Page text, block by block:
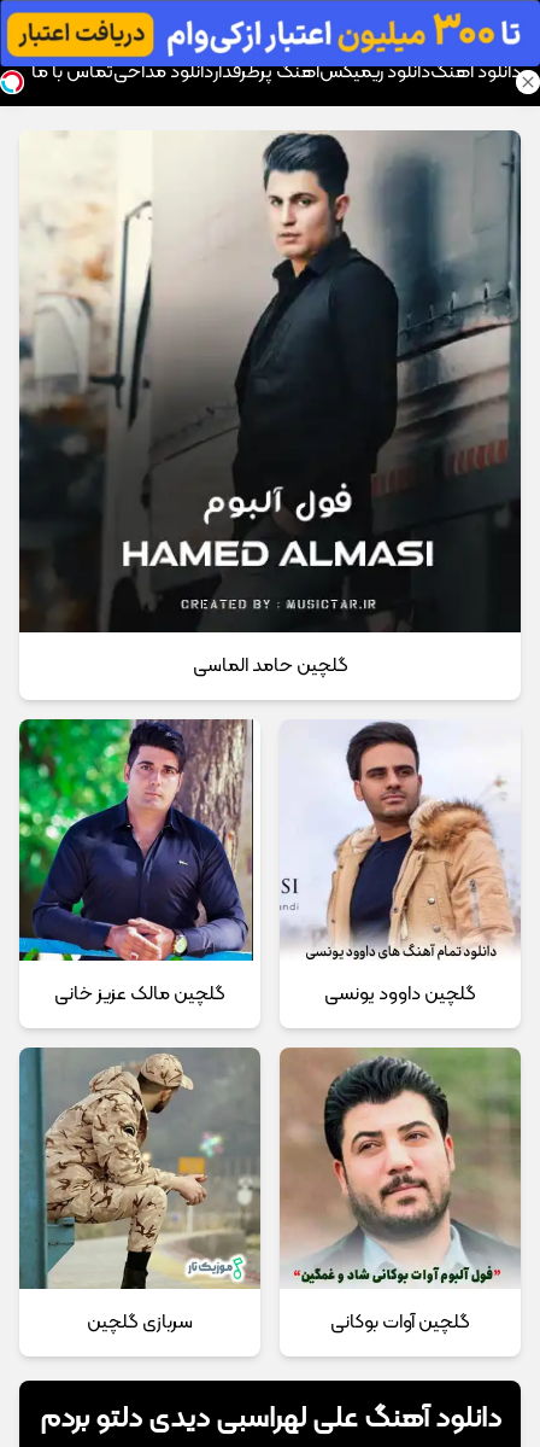
موزیک تار
دانلود آهنگدانلود ریمیکسآهنگ پرطرفداردانلود مداحیتماس با ما
گلچین حامد الماسی
گلچین داوود یونسی گلچین مالک عزیز خانی
گلچین آوات بوکانی سربازی گلچین
دانلود آهنگ علی لهراسبی دیدی دلتو بردم